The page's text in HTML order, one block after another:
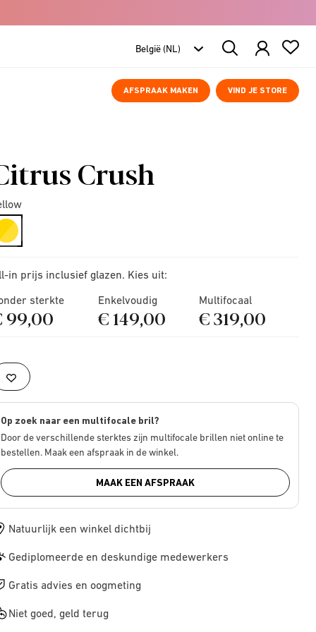
Search
Products
AFSPRAAK MAKEN VIND JE STORE
Crush
selected
in prijs inclusief glazen. Kies uit:
sterkte
99,00
Enkelvoudig
€ 149,00
Multifocaal
€ 319,00
Op zoek naar een multifocale bril?
Door de verschillende sterktes zijn multifocale brillen niet online te
bestellen. Maak een afspraak in de winkel.
MAAK EEN AFSPRAAK
Natuurlijk een winkel dichtbij
Gediplomeerde en deskundige medewerkers
Gratis advies en oogmeting
Niet goed, geld terug